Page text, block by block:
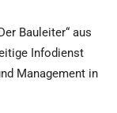
Bauleiter“ aus
Infodienst
Management in